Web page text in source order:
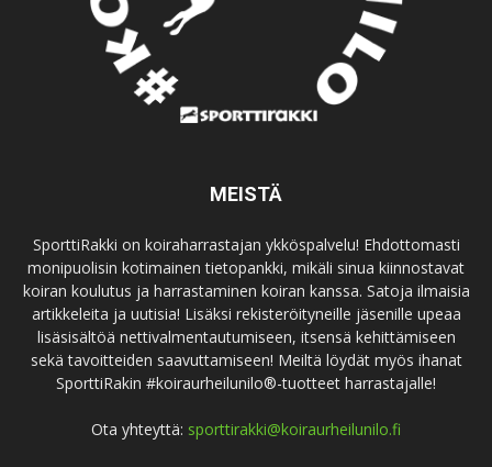
MEISTÄ
SporttiRakki on koiraharrastajan ykköspalvelu! Ehdottomasti
monipuolisin kotimainen tietopankki, mikäli sinua kiinnostavat
koiran koulutus ja harrastaminen koiran kanssa. Satoja ilmaisia
artikkeleita ja uutisia! Lisäksi rekisteröityneille jäsenille upeaa
lisäsisältöä nettivalmentautumiseen, itsensä kehittämiseen
sekä tavoitteiden saavuttamiseen! Meiltä löydät myös ihanat
SporttiRakin #koiraurheilunilo®-tuotteet harrastajalle!
Ota yhteyttä: sporttirakki@koiraurheilunilo.fi